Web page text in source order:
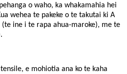
o waho, ka whakamahia hei
wehea te pakeke o te takutai ki A
ine i te rapa ahua-maroke), me te
e mohiotia ana ko te kaha